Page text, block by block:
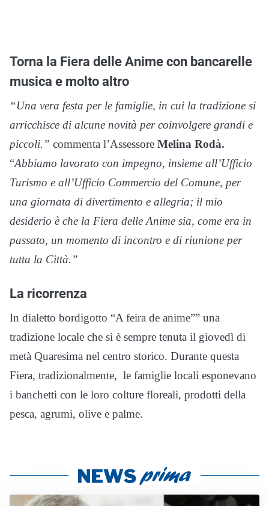
Torna la Fiera delle Anime con bancarelle
musica e molto altro
“Una vera festa per le famiglie, in cui la tradizione si
arricchisce di alcune novità per coinvolgere grandi e
piccoli.” commenta l’Assessore Melina Rodà.
“Abbiamo lavorato con impegno, insieme all’Ufficio
Turismo e all’Ufficio Commercio del Comune, per
una giornata di divertimento e allegria; il mio
desiderio è che la Fiera delle Anime sia, come era in
passato, un momento di incontro e di riunione per
tutta la Città.”​
La ricorrenza
In dialetto bordigotto “A feira de anime”” una
tradizione locale che si è sempre tenuta il giovedì di
metà Quaresima nel centro storico. Durante questa
Fiera, tradizionalmente, le famiglie locali esponevano
i banchetti con le loro colture floreali, prodotti della
pesca, agrumi, olive e palme.